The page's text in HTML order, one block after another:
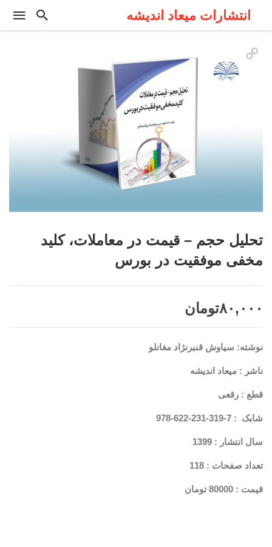
انتشارات میعاد اندیشه
تحلیل حجم – قیمت در معاملات، کلید
مخفی موفقیت در بورس
۸۰,۰۰۰تومان
نوشته: سیاوش قنبرنژاد مغانلو
ناشر : میعاد اندیشه
قطع : رقعی
شابک : 7-319-231-622-978
سال انتشار : 1399
تعداد صفحات : 118
قیمت : 80000 تومان